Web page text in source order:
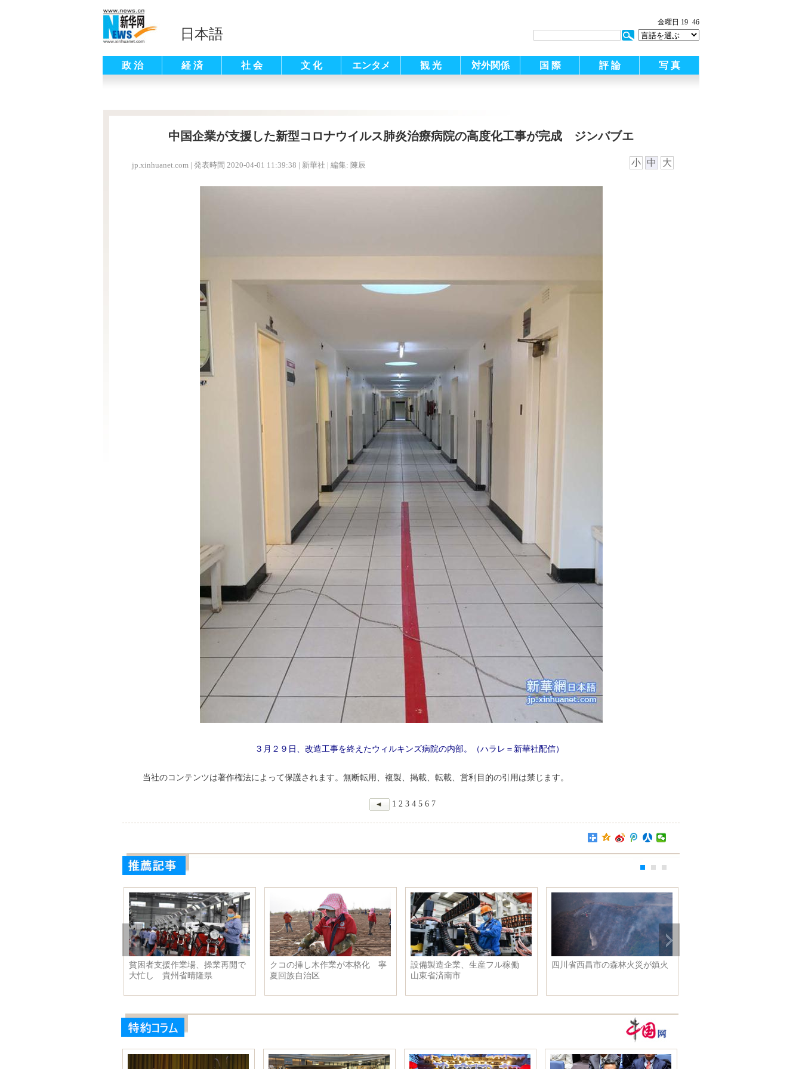
日本語
金曜日 19 46
政 治 経 済 社 会 文 化 エンタメ 観 光 対外関係 国 際 評 論 写 真
中国企業が支援した新型コロナウイルス肺炎治療病院の高度化工事が完成 ジンバブエ
jp.xinhuanet.com | 発表時間 2020-04-01 11:39:38 | 新華社 | 編集: 陳辰 小 中 大
３月２９日、改造工事を終えたウィルキンズ病院の内部。（ハラレ＝新華社配信）
当社のコンテンツは著作権法によって保護されます。無断転用、複製、掲載、転載、営利目的の引用は禁じます。
1 2 3 4 5 6 7
貧困者支援作業場、操業再開で
大忙し 貴州省晴隆県
クコの挿し木作業が本格化 寧
夏回族自治区
設備製造企業、生産フル稼働
山東省済南市
四川省西昌市の森林火災が鎮火